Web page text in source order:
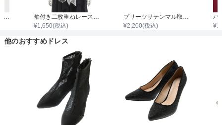
骨格タイプ
¥1,650(税込)
¥2,200(税込) ¥
他のおすすめドレス